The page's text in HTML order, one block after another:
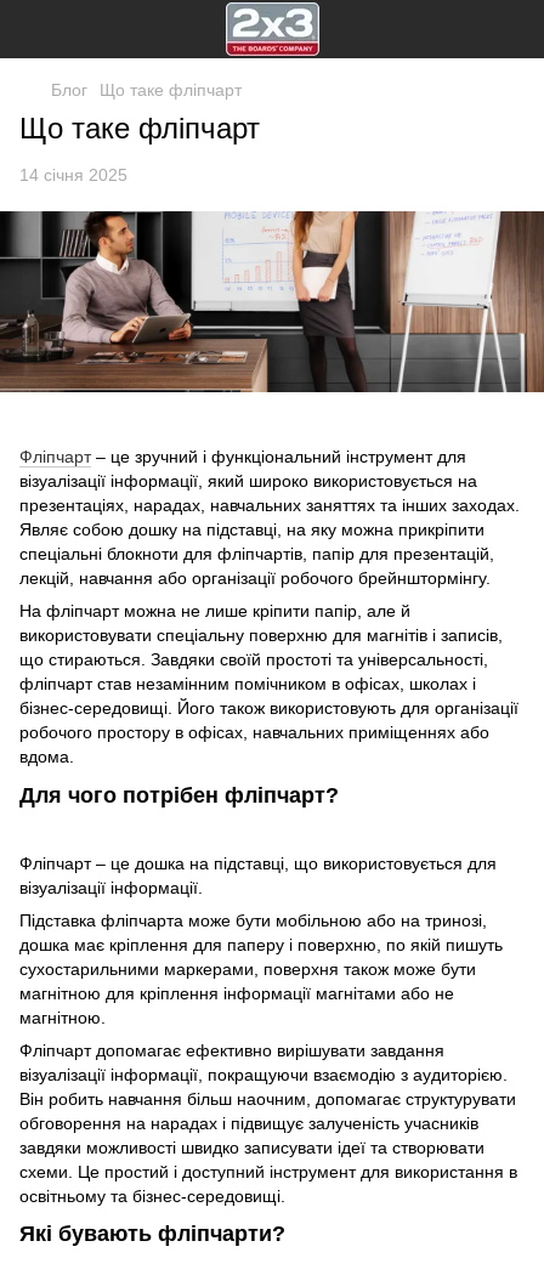
Блог Що таке фліпчарт
Що таке фліпчарт
14 січня 2025
Фліпчарт– це зручний і функціональний інструмент для
візуалізації інформації, який широко використовується на
презентаціях, нарадах, навчальних заняттях та інших заходах.
Являє собою дошку на підставці, на яку можна прикріпити
спеціальні блокноти для фліпчартів, папір для презентацій,
лекцій, навчання або організації робочого брейнштормінгу.
На фліпчарт можна не лише кріпити папір, але й
використовувати спеціальну поверхню для магнітів і записів,
що стираються. Завдяки своїй простоті та універсальності,
фліпчарт став незамінним помічником в офісах, школах і
бізнес-середовищі. Його також використовують для організації
робочого простору в офісах, навчальних приміщеннях або
вдома.
Для чого потрібен фліпчарт?
Фліпчарт – це дошка на підставці, що використовується для
візуалізації інформації.
Підставка фліпчарта може бути мобільною або на тринозі,
дошка має кріплення для паперу і поверхню, по якій пишуть
сухостарильними маркерами, поверхня також може бути
магнітною для кріплення інформації магнітами або не
магнітною.
Фліпчарт допомагає ефективно вирішувати завдання
візуалізації інформації, покращуючи взаємодію з аудиторією.
Він робить навчання більш наочним, допомагає структурувати
обговорення на нарадах і підвищує залученість учасників
завдяки можливості швидко записувати ідеї та створювати
схеми. Це простий і доступний інструмент для використання в
освітньому та бізнес-середовищі.
Які бувають фліпчарти?